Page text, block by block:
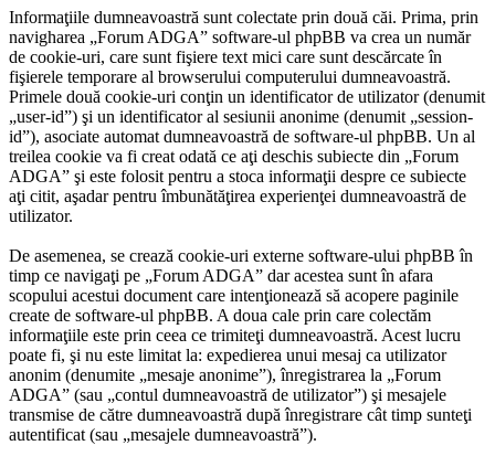
Informaţiile dumneavoastră sunt colectate prin două căi. Prima, prin
navigharea „Forum ADGA” software-ul phpBB va crea un număr
de cookie-uri, care sunt fişiere text mici care sunt descărcate în
fişierele temporare al browserului computerului dumneavoastră.
Primele două cookie-uri conţin un identificator de utilizator (denumit
„user-id”) şi un identificator al sesiunii anonime (denumit „session-
id”), asociate automat dumneavoastră de software-ul phpBB. Un al
treilea cookie va fi creat odată ce aţi deschis subiecte din „Forum
ADGA” şi este folosit pentru a stoca informaţii despre ce subiecte
aţi citit, aşadar pentru îmbunătăţirea experienţei dumneavoastră de
utilizator.
De asemenea, se crează cookie-uri externe software-ului phpBB în
timp ce navigaţi pe „Forum ADGA” dar acestea sunt în afara
scopului acestui document care intenţionează să acopere paginile
create de software-ul phpBB. A doua cale prin care colectăm
informaţiile este prin ceea ce trimiteţi dumneavoastră. Acest lucru
poate fi, şi nu este limitat la: expedierea unui mesaj ca utilizator
anonim (denumite „mesaje anonime”), înregistrarea la „Forum
ADGA” (sau „contul dumneavoastră de utilizator”) şi mesajele
transmise de către dumneavoastră după înregistrare cât timp sunteţi
autentificat (sau „mesajele dumneavoastră”).